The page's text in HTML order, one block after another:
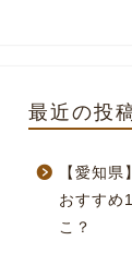
最近の投
【愛知
おすすめ
こ？